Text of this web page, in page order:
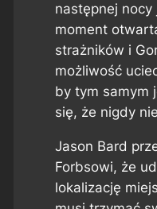
następnej
moment
strażników i
możliwość
by tym samym
się, że nigdy
Jason Bard
Forbsowi, że
lokalizację